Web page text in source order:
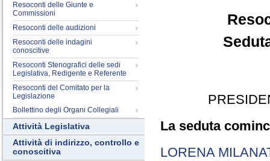
Resoconti delle Giunte e
Commissioni
Resoconti delle audizioni
Resoconti delle indagini
conoscitive
Resoconti Stenografici delle sedi
Legislativa, Redigente e Referente
Resoconti del Comitato per la
Legislazione
Bollettino degli Organi Collegiali
Attività Legislativa
Attività di indirizzo, controllo e
conoscitiva
La seduta
LORENA